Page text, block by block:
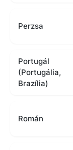
Perzsa
Portugál
(Portugália,
Brazília)
Román